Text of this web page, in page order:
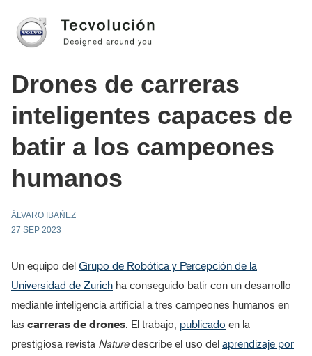
Drones de carreras
inteligentes capaces de
batir a los campeones
humanos
ÁLVARO IBAÑEZ
27 SEP 2023
Un equipo del Grupo de Robótica y Percepción de la
Universidad de Zurich ha conseguido batir con un desarrollo
mediante inteligencia artificial a tres campeones humanos en
las carreras de drones. El trabajo, publicado en la
prestigiosa revista Naturedescribe el uso del aprendizaje por